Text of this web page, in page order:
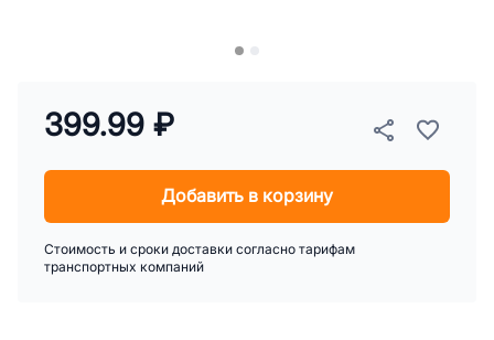
399.99 ₽
Добавить в корзину
Стоимость и сроки доставки согласно тарифам
транспортных компаний